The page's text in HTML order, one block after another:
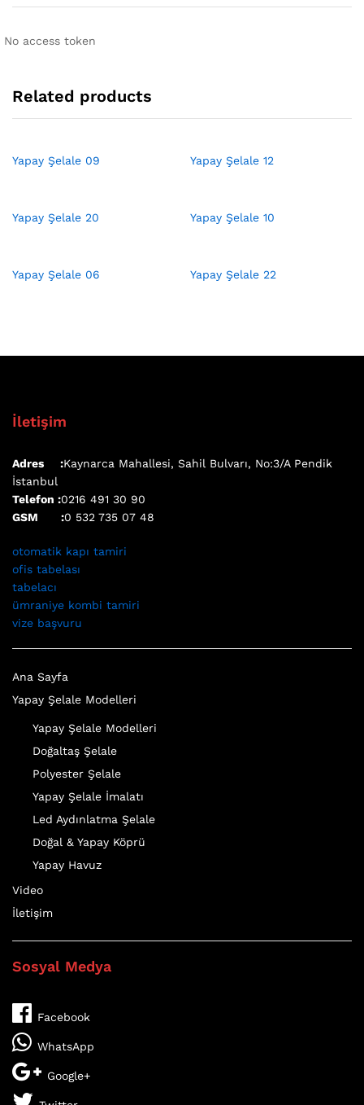
No access token
Related products
Yapay Şelale 09 Yapay Şelale 12
Yapay Şelale 20 Yapay Şelale 10
Yapay Şelale 06 Yapay Şelale 22
İletişim
Adres :Kaynarca Mahallesi, Sahil Bulvarı, No:3/A Pendik
İstanbul
Telefon :0216 491 30 90
GSM :0 532 735 07 48
otomatik kapı tamiri
ofis tabelası
tabelacı
ümraniye kombi tamiri
vize başvuru
Ana Sayfa
Yapay Şelale Modelleri
Yapay Şelale Modelleri
Doğaltaş Şelale
Polyester Şelale
Yapay Şelale İmalatı
Led Aydınlatma Şelale
Doğal & Yapay Köprü
Yapay Havuz
Video
İletişim
Sosyal Medya
Facebook
WhatsApp
Google+